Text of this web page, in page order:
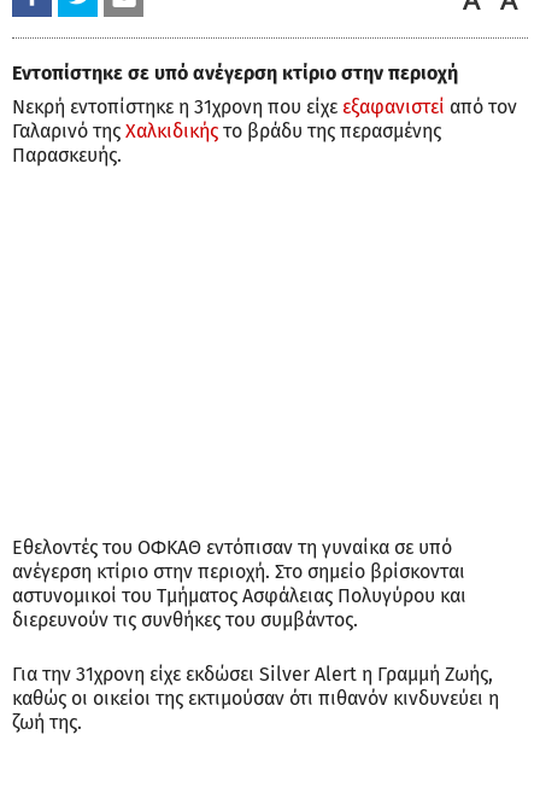
Εντοπίστηκε σε υπό ανέγερση κτίριο στην περιοχή
Νεκρή εντοπίστηκε η 31χρονη που είχε εξαφανιστεί από τον
Γαλαρινό της Χαλκιδικής το βράδυ της περασμένης
Παρασκευής.
Εθελοντές του ΟΦΚΑΘ εντόπισαν τη γυναίκα σε υπό
ανέγερση κτίριο στην περιοχή. Στο σημείο βρίσκονται
αστυνομικοί του Τμήματος Ασφάλειας Πολυγύρου και
διερευνούν τις συνθήκες του συμβάντος.
Για την 31χρονη είχε εκδώσει Silver Alert η Γραμμή Ζωής,
καθώς οι οικείοι της εκτιμούσαν ότι πιθανόν κινδυνεύει η
ζωή της.